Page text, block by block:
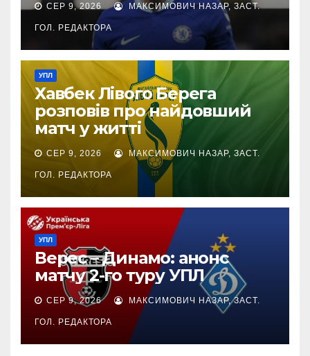
СЕР 9, 2026 МАКСИМОВИЧ НАЗАР, ЗАСТ.
ГОЛ. РЕДАКТОРА
УПЛ
Хавбек Лівого Берега
розповів про найдовший
матч у житті
СЕР 9, 2026 МАКСИМОВИЧ НАЗАР, ЗАСТ.
ГОЛ. РЕДАКТОРА
УПЛ
Верес – Динамо: анонс
матчу 2-го туру УПЛ
СЕР 9, 2026 МАКСИМОВИЧ НАЗАР, ЗАСТ.
ГОЛ. РЕДАКТОРА